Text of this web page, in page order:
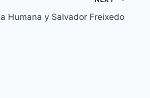
Humana y Salvador Freixedo